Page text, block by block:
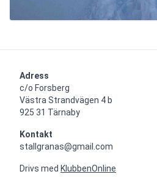
Adress
c/o Forsberg
Västra Strandvägen 4 b
925 31 Tärnaby
Kontakt
stallgranas@gmail.com
Drivs med KlubbenOnline